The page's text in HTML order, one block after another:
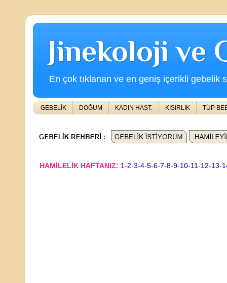
Jinekoloji ve
En çok tıklanan ve en geniş içerikli gebelik
GEBELİK DOĞUM KADIN HAST. KISIRLIK TÜP
HAMİLELİK HAFTANIZ: 1-2-3-4-5-6-7-8-9-10-11-12-13-